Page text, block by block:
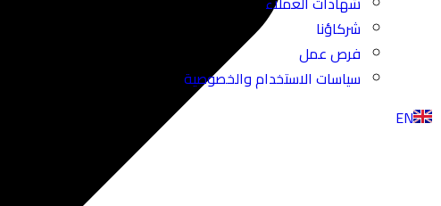
شركاؤنا
فرص عمل
سياسات الاستخدام والخصوصية
EN